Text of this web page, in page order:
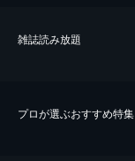
雑誌読み放題
プロが選ぶおすすめ特集